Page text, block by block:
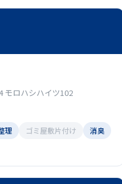
モロハシハイツ102
理 ゴミ屋敷片付け
消臭